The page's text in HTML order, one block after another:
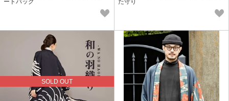
ートバッグ
た守り
SOLD OUT